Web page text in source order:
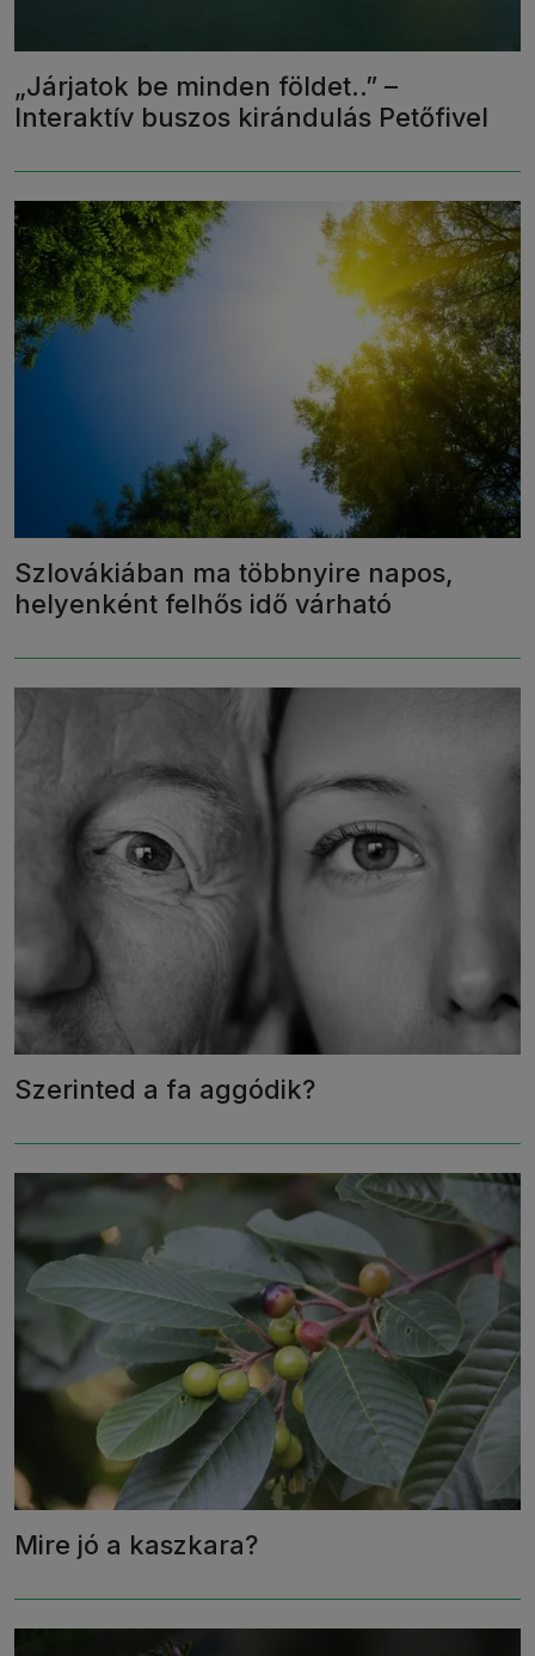
„Járjatok be minden földet..” –
Interaktív buszos kirándulás Petőfivel
Szlovákiában ma többnyire napos,
helyenként felhős idő várható
Szerinted a fa aggódik?
Mire jó a kaszkara?